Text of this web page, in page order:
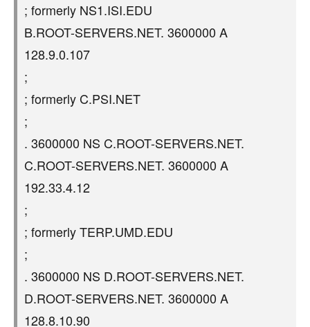
; formerly NS1.ISI.EDU
B.ROOT-SERVERS.NET. 3600000 A
128.9.0.107
;
; formerly C.PSI.NET
;
. 3600000 NS C.ROOT-SERVERS.NET.
C.ROOT-SERVERS.NET. 3600000 A
192.33.4.12
;
; formerly TERP.UMD.EDU
;
. 3600000 NS D.ROOT-SERVERS.NET.
D.ROOT-SERVERS.NET. 3600000 A
128.8.10.90